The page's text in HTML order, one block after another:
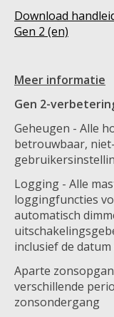
Download
Gen 2 (en)
Meer informatie
Gen 2-
Geheugen - Alle
betrouwbaar,
Logging - Alle
loggingfuncties
automatisch
inclusief de
Aparte
verschillende
zonsondergang